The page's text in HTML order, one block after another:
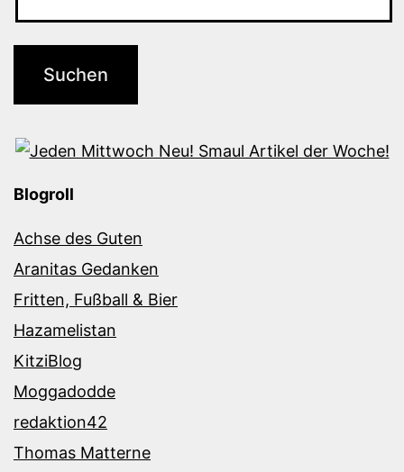
Blogroll
Achse des Guten
Aranitas Gedanken
Fritten, Fußball & Bier
Hazamelistan
KitziBlog
Moggadodde
redaktion42
Thomas Matterne